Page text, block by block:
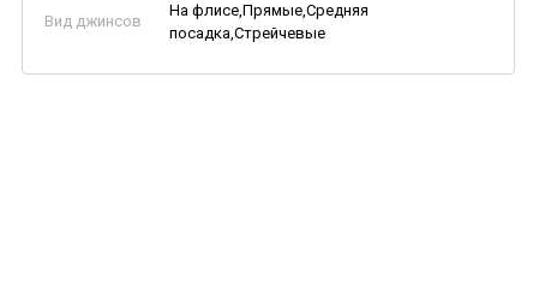
Вид джинсов
На флисе,Прямые,Средняя
посадка,Стрейчевые